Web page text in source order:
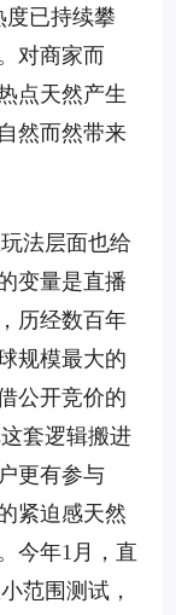
度已持续攀
对商家而
点天然产生
然而然带来
法层面也给
变量是直播
历经数百年
规模最大的
公开竞价的
套逻辑搬进
更有参与
紧迫感天然
今年1月，直
范围测试，